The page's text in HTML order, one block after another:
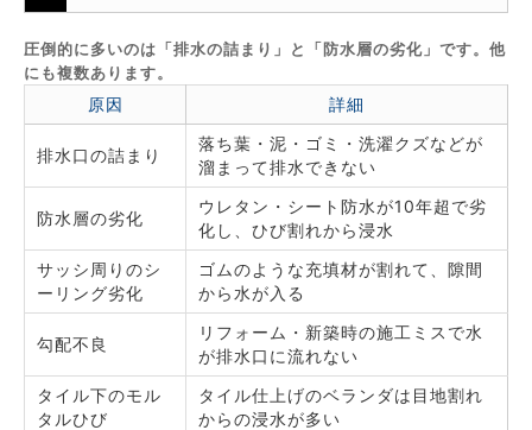
圧倒的に多いのは「排水の詰まり」と「防水層の劣化」です。他
にも複数あります。
原因 詳細
排水口の詰まり
落ち葉・泥・ゴミ・洗濯クズなどが
溜まって排水できない
防水層の劣化
ウレタン・シート防水が10年超で劣
化し、ひび割れから浸水
サッシ周りのシ
ーリング劣化
ゴムのような充填材が割れて、隙間
から水が入る
勾配不良
リフォーム・新築時の施工ミスで水
が排水口に流れない
タイル下のモル
タルひび
タイル仕上げのベランダは目地割れ
からの浸水が多い